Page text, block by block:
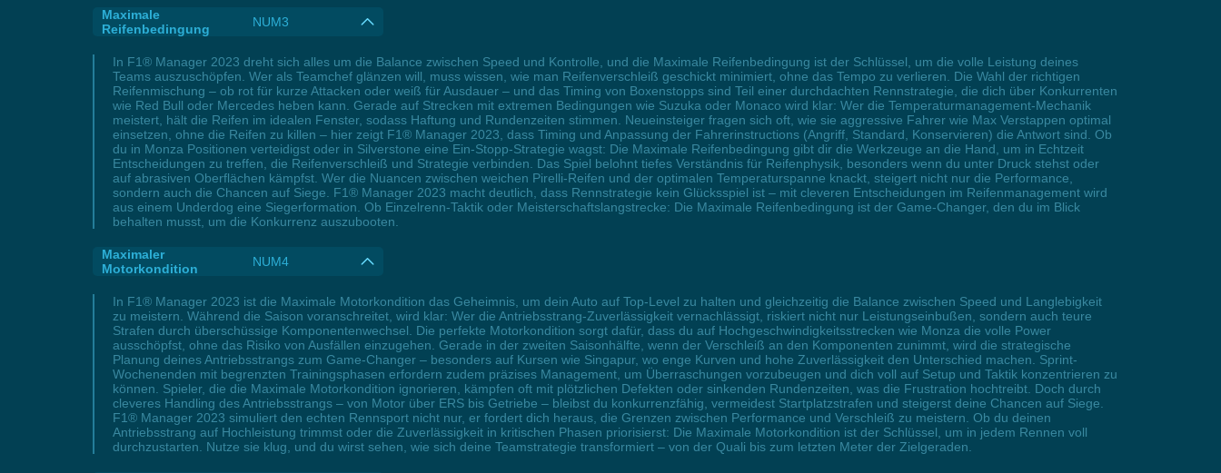
Maximale
Reifenbedingung
NUM3
In F1® Manager 2023 dreht sich alles um die Balance zwischen Speed und Kontrolle, und die Maximale Reifenbedingung ist der Schlüssel, um die volle Leistung deines
Teams auszuschöpfen. Wer als Teamchef glänzen will, muss wissen, wie man Reifenverschleiß geschickt minimiert, ohne das Tempo zu verlieren. Die Wahl der richtigen
Reifenmischung – ob rot für kurze Attacken oder weiß für Ausdauer – und das Timing von Boxenstopps sind Teil einer durchdachten Rennstrategie, die dich über Konkurrenten
wie Red Bull oder Mercedes heben kann. Gerade auf Strecken mit extremen Bedingungen wie Suzuka oder Monaco wird klar: Wer die Temperaturmanagement-Mechanik
meistert, hält die Reifen im idealen Fenster, sodass Haftung und Rundenzeiten stimmen. Neueinsteiger fragen sich oft, wie sie aggressive Fahrer wie Max Verstappen optimal
einsetzen, ohne die Reifen zu killen – hier zeigt F1® Manager 2023, dass Timing und Anpassung der Fahrerinstructions (Angriff, Standard, Konservieren) die Antwort sind. Ob
du in Monza Positionen verteidigst oder in Silverstone eine Ein-Stopp-Strategie wagst: Die Maximale Reifenbedingung gibt dir die Werkzeuge an die Hand, um in Echtzeit
Entscheidungen zu treffen, die Reifenverschleiß und Strategie verbinden. Das Spiel belohnt tiefes Verständnis für Reifenphysik, besonders wenn du unter Druck stehst oder
auf abrasiven Oberflächen kämpfst. Wer die Nuancen zwischen weichen Pirelli-Reifen und der optimalen Temperaturspanne knackt, steigert nicht nur die Performance,
sondern auch die Chancen auf Siege. F1® Manager 2023 macht deutlich, dass Rennstrategie kein Glücksspiel ist – mit cleveren Entscheidungen im Reifenmanagement wird
aus einem Underdog eine Siegerformation. Ob Einzelrenn-Taktik oder Meisterschaftslangstrecke: Die Maximale Reifenbedingung ist der Game-Changer, den du im Blick
behalten musst, um die Konkurrenz auszubooten.
Maximaler
Motorkondition
NUM4
In F1® Manager 2023 ist die Maximale Motorkondition das Geheimnis, um dein Auto auf Top-Level zu halten und gleichzeitig die Balance zwischen Speed und Langlebigkeit
zu meistern. Während die Saison voranschreitet, wird klar: Wer die Antriebsstrang-Zuverlässigkeit vernachlässigt, riskiert nicht nur Leistungseinbußen, sondern auch teure
Strafen durch überschüssige Komponentenwechsel. Die perfekte Motorkondition sorgt dafür, dass du auf Hochgeschwindigkeitsstrecken wie Monza die volle Power
ausschöpfst, ohne das Risiko von Ausfällen einzugehen. Gerade in der zweiten Saisonhälfte, wenn der Verschleiß an den Komponenten zunimmt, wird die strategische
Planung deines Antriebsstrangs zum Game-Changer – besonders auf Kursen wie Singapur, wo enge Kurven und hohe Zuverlässigkeit den Unterschied machen. Sprint-
Wochenenden mit begrenzten Trainingsphasen erfordern zudem präzises Management, um Überraschungen vorzubeugen und dich voll auf Setup und Taktik konzentrieren zu
können. Spieler, die die Maximale Motorkondition ignorieren, kämpfen oft mit plötzlichen Defekten oder sinkenden Rundenzeiten, was die Frustration hochtreibt. Doch durch
cleveres Handling des Antriebsstrangs – von Motor über ERS bis Getriebe – bleibst du konkurrenzfähig, vermeidest Startplatzstrafen und steigerst deine Chancen auf Siege.
F1® Manager 2023 simuliert den echten Rennsport nicht nur, er fordert dich heraus, die Grenzen zwischen Performance und Verschleiß zu meistern. Ob du deinen
Antriebsstrang auf Hochleistung trimmst oder die Zuverlässigkeit in kritischen Phasen priorisierst: Die Maximale Motorkondition ist der Schlüssel, um in jedem Rennen voll
durchzustarten. Nutze sie klug, und du wirst sehen, wie sich deine Teamstrategie transformiert – von der Quali bis zum letzten Meter der Zielgeraden.